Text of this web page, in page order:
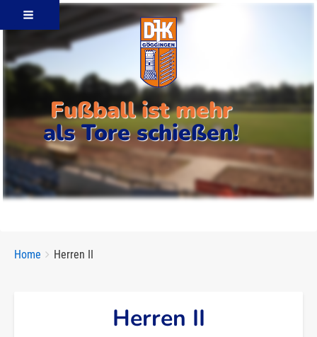
Fußball ist mehr
als Tore schießen!
Breadcrumbs
You
Home Herren II
Herren II